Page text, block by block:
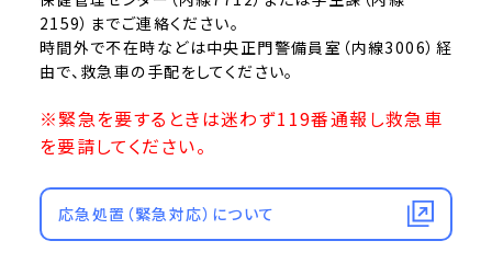
2159）までご連絡ください。
時間外で不在時などは中央正門警備員室（内線3006）経
由で、救急車の手配をしてください。
※緊急を要するときは迷わず119番通報し救急車
を要請してください。
応急処置（緊急対応）について